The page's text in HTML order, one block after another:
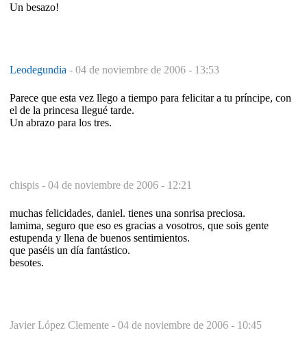
Un besazo!
Leodegundia - 04 de noviembre de 2006 - 13:53
Parece que esta vez llego a tiempo para felicitar a tu príncipe, con
el de la princesa llegué tarde.
Un abrazo para los tres.
chispis - 04 de noviembre de 2006 - 12:21
muchas felicidades, daniel. tienes una sonrisa preciosa.
lamima, seguro que eso es gracias a vosotros, que sois gente
estupenda y llena de buenos sentimientos.
que paséis un día fantástico.
besotes.
Javier López Clemente - 04 de noviembre de 2006 - 10:45